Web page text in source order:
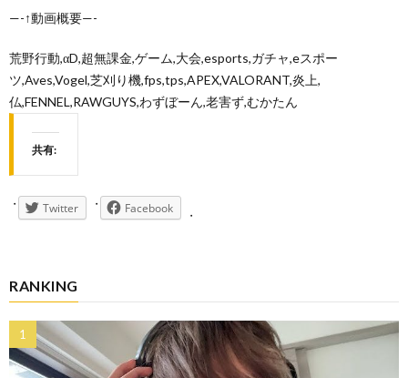
—-↑動画概要—-
荒野行動,αD,超無課金,ゲーム,大会,esports,ガチャ,eスポー
ツ,Aves,Vogel,芝刈り機,fps,tps,APEX,VALORANT,炎上,
仏,FENNEL,RAWGUYS,わずぼーん,老害ず,むかたん
共有:
Twitter Facebook
RANKING